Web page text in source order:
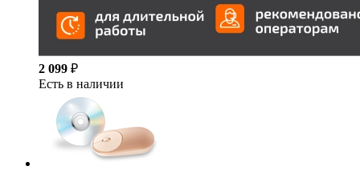
2 099 ₽
Есть в наличии